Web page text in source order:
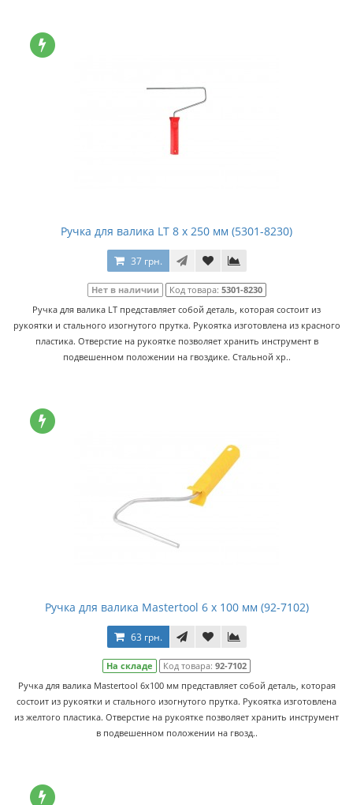
Ручка для валика LT 8 x 250 мм (5301-8230)
37 грн.
Нет в наличии Код товара: 5301-8230
Ручка для валика LT представляет собой деталь, которая состоит из
рукоятки и стального изогнутого прутка. Рукоятка изготовлена из красного
пластика. Отверстие на рукоятке позволяет хранить инструмент в
подвешенном положении на гвоздике. Стальной хр..
Ручка для валика Mastertool 6 х 100 мм (92-7102)
63 грн.
На складе Код товара: 92-7102
Ручка для валика Mastertool 6х100 мм представляет собой деталь, которая
состоит из рукоятки и стального изогнутого прутка. Рукоятка изготовлена
из желтого пластика. Отверстие на рукоятке позволяет хранить инструмент
в подвешенном положении на гвозд..